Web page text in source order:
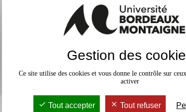
Le présent avis de publicité a pour
ligne de produits publicitaires
réponse aux commandes de
l’université.
L’Université tient particulièrement
responsables, de préférence «
lorsque cela est possible, et
électronique notamment).
Gestion des
Ce site utilise des cookies et vous donne le contrôle sur
activer
Tout accepter Tout refuser